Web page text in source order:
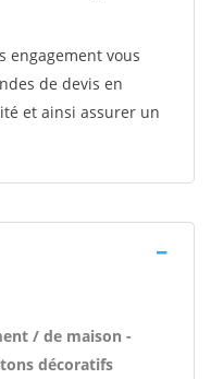
engagement vous
de devis en
et ainsi assurer un
/ de maison -
décoratifs